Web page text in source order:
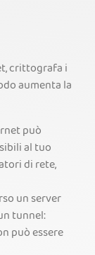
crittografa i
aumenta la
può
al tuo
di rete,
un server
tunnel:
può essere